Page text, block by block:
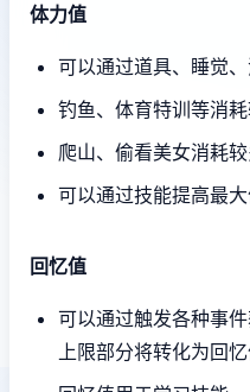
体力值
可以通过道具、睡觉、
钓鱼、体育特训等消耗
爬山、偷看美女消耗较
可以通过技能提高最大
回忆值
可以通过触发各种事
上限部分将转化为回忆